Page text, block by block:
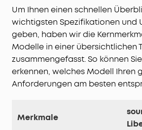
Um Ihnen einen schnellen
wichtigsten Spezifikationen und
geben, haben wir die
Modelle in einer übersichtlichen
zusammengefasst. So können
erkennen, welches Modell Ihren
Anforderungen am besten
Merkmale